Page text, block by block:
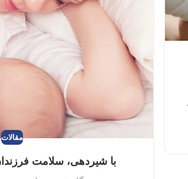
مقالات
با شیردهی، سلامت